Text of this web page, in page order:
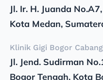
Jl. Ir. H. Juanda
Kota Medan,
Klinik Gigi Bogor
Jl. Jend. Sudirman
Bogor Tengah, Kota